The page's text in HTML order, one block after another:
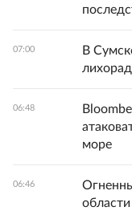
07:00
В
06:48
море
06:46